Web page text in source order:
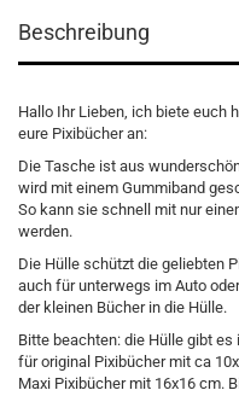
Beschreibung
Hallo Ihr Lieben, ich biete euch
eure Pixibücher an:
Die Tasche ist aus
wird mit einem Gummiband
So kann sie schnell mit nur
werden.
Die Hülle schützt die geliebten
auch für unterwegs im Auto
der kleinen Bücher in die Hülle.
Bitte beachten: die Hülle gibt
für original Pixibücher mit ca
Maxi Pixibücher mit 16x16 cm.